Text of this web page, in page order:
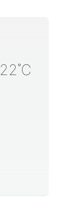
22˚C